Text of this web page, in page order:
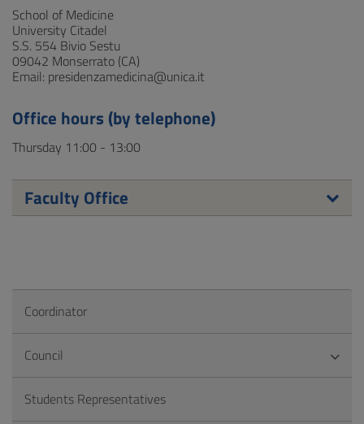
School of Medicine
University Citadel
S.S. 554 Bivio Sestu
09042 Monserrato (CA)
Email: presidenzamedicina@unica.it
Office hours (by telephone)
Thursday 11:00 - 13:00
Faculty Office
Coordinator
Council
Students Representatives